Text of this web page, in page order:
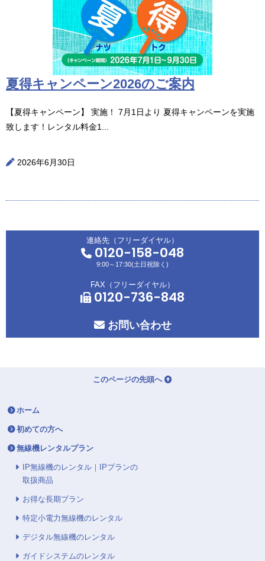
夏得キャンペーン2026のご案内
【夏得キャンペーン】 実施！ 7月1日より 夏得キャンペーンを実施
致します！レンタル料金1...
2026年6月30日
連絡先（フリーダイヤル）
0120-158-048
9:00～17:30(土日祝除く)
FAX（フリーダイヤル）
0120-736-848
お問い合わせ
このページの先頭へ
ホーム
初めての方へ
無線機レンタルプラン
IP無線機のレンタル｜IPプランの
取扱商品
お得な長期プラン
特定小電力無線機のレンタル
デジタル無線機のレンタル
ガイドシステムのレンタル